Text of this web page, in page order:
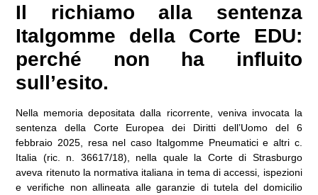
Il richiamo alla sentenza
Italgomme della Corte EDU:
perché non ha influito
sull’esito.
Nella memoria depositata dalla ricorrente, veniva invocata la
sentenza della Corte Europea dei Diritti dell’Uomo del 6
febbraio 2025, resa nel caso Italgomme Pneumatici e altri c.
Italia (ric. n. 36617/18), nella quale la Corte di Strasburgo
aveva ritenuto la normativa italiana in tema di accessi, ispezioni
e verifiche non allineata alle garanzie di tutela del domicilio